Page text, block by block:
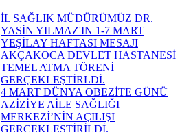
İL SAĞLIK MÜDÜRÜMÜZ DR.
YASİN YILMAZ'IN 1-7 MART
YEŞİLAY HAFTASI MESAJI
AKÇAKOCA DEVLET HASTANESİ
TEMEL ATMA TÖRENİ
GERÇEKLEŞTİRLDİ.
4 MART DÜNYA OBEZİTE GÜNÜ
AZİZİYE AİLE SAĞLIĞI
MERKEZİ’NİN AÇILIŞI
GERÇEKLEŞTİRİLDİ.